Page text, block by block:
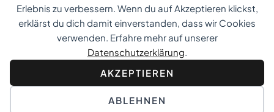
Erlebnis zu verbessern. Wenn du auf Akzeptieren klickst,
erklärst du dich damit einverstanden, dass wir Cookies
verwenden. Erfahre mehr auf unserer
Datenschutzerklärung.
AKZEPTIEREN
ABLEHNEN
COOKIE-EINSTELLUNGEN
📍 Dresden, Deutschland
Alle Rechte vorbehalten ·